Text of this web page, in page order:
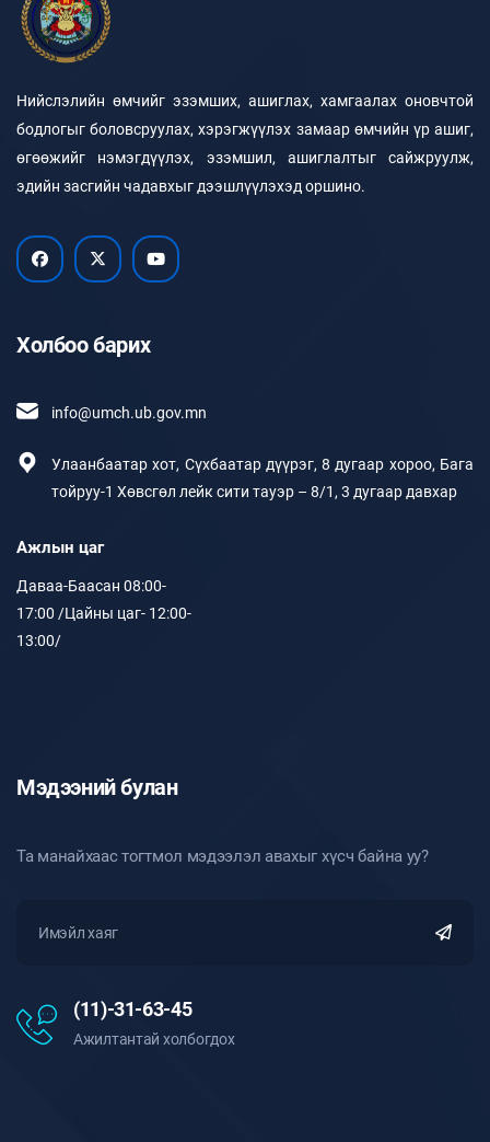
Нийслэлийн өмчийг эзэмших, ашиглах, хамгаалах оновчтой
бодлогыг боловсруулах, хэрэгжүүлэх замаар өмчийн үр ашиг,
өгөөжийг нэмэгдүүлэх, эзэмшил, ашиглалтыг сайжруулж,
эдийн засгийн чадавхыг дээшлүүлэхэд оршино.
Холбоо барих
info@umch.ub.gov.mn
Улаанбаатар хот, Сүхбаатар дүүрэг, 8 дугаар хороо, Бага
тойруу-1 Хөвсгөл лейк сити тауэр – 8/1, 3 дугаар давхар
Ажлын цаг
Даваа-Баасан 08:00-
17:00 /Цайны цаг- 12:00-
13:00/
Мэдээний булан
Та манайхаас тогтмол мэдээлэл авахыг хүсч байна уу?
(11)-31-63-45
Ажилтантай холбогдох